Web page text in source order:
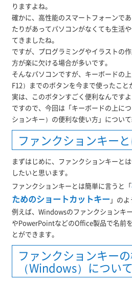
りますよね。
確かに、高性能のスマートフォーンで
たりがあってパソコンがなくても生活
てきましたね。
ですが、プログラミングやイラストの
方が楽に欠ける場合が多いです。
そんなパソコンですが、キーボードの
F12）までのボタンを今まで使ったこと
実は、このボタンすごく便利なんですよ
ですので、今回は「キーボードの上に
ションキー）の便利な使い方」につい
ファンクションキーと
まずはじめに、ファンクションキーと
したいと思います。
ファンクションキーとは簡単に言うと「
ためのショートカットキー 」のよ
例えば、Windowsのファンクションキ
やPowerPointなどのOffice製品で名前
とができます。
ファンクションキー
（Windows）につい